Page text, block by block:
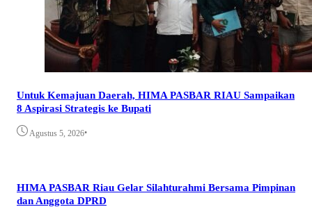
Untuk Kemajuan Daerah, HIMA PASBAR RIAU Sampaikan
8 Aspirasi Strategis ke Bupati
Agustus 5, 2026•
HIMA PASBAR Riau Gelar Silahturahmi Bersama Pimpinan
dan Anggota DPRD